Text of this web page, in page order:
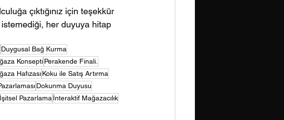
çıktığınız için teşekkür
her duyuya hitap
Duygusal Bağ Kurma
KonseptiPerakende Finali.
HafızasıKoku ile Satış Artırma
Dokunma Duyusu
İşitsel Pazarlama İnteraktif Mağazacılık